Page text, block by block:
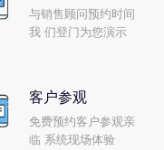
与销售顾问预约时间
我 们登门为您演示
客户参观
免费预约客户参观亲
临 系统现场体验